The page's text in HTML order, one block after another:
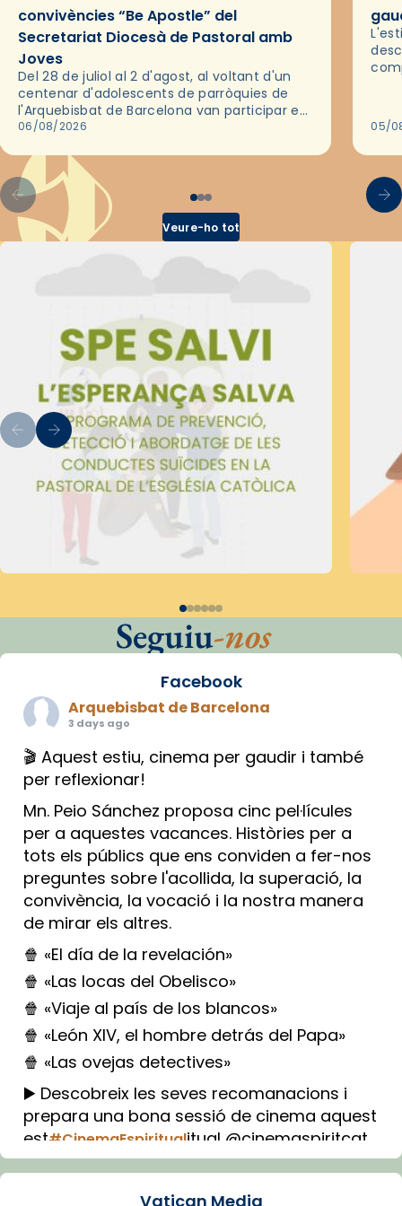
convivències “Be Apostle” del
Secretariat Diocesà de Pastoral amb
Joves
Del 28 de juliol al 2 d'agost, al voltant d'un
centenar d'adolescents de parròquies de
l'Arquebisbat de Barcelona van participar en
les convivències Be Apostle, organitzades
06/08/2026 05/
Veure-ho tot
Seguiu-nos
Facebook
Arquebisbat de Barcelona
3 days ago
🎬 Aquest estiu, cinema per gaudir i també
per reflexionar!
Mn. Peio Sánchez proposa cinc pel·lícules
per a aquestes vacances. Històries per a
tots els públics que ens conviden a fer-nos
preguntes sobre l'acollida, la superació, la
convivència, la vocació i la nostra manera
de mirar els altres.
🍿 «El día de la revelación»
🍿 «Las locas del Obelisco»
🍿 «Viaje al país de los blancos»
🍿 «León XIV, el hombre detrás del Papa»
🍿 «Las ovejas detectives»
▶️ Descobreix les seves recomanacions i
prepara una bona sessió de cinema aquest
est#CinemaEspiritualitual @cinemaspiritcat
Imatge: Generada amb IA (OpenAI)
Vatican Media